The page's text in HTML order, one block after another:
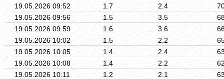
19.05.2026 09:52
1.7 2.4
19.05.2026 09:56
1.5 3.5
19.05.2026 09:59
1.6 3.6
19.05.2026 10:02
1.5 2.2
19.05.2026 10:05
1.4 2.4
19.05.2026 10:08
1.4 2.2
19.05.2026 10:11
1.2 2.1